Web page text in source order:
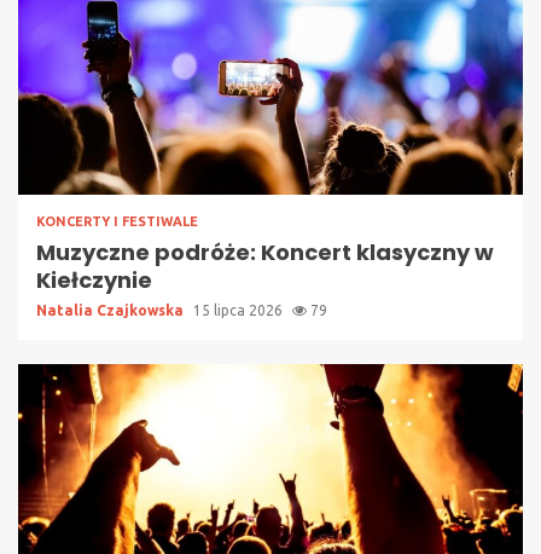
KONCERTY I FESTIWALE
Muzyczne podróże: Koncert klasyczny w
Kiełczynie
Natalia Czajkowska 15 lipca 2026 79